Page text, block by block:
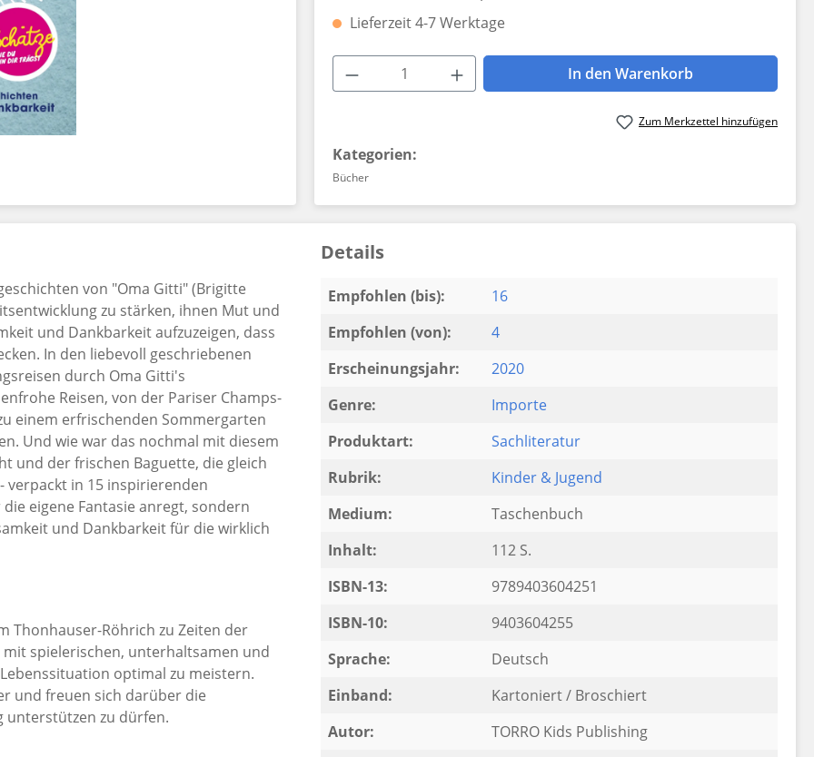
Lieferzeit 4-7 Werktage
Produkt Anzahl: Gib den gewünschten Wert
In den Warenkorb
Zum Merkzettel hinzufügen
Kategorien:
Bücher
von "Oma Gitti" (Brigitte
zu stärken, ihnen Mut und
und Dankbarkeit aufzuzeigen, dass
In den liebevoll geschriebenen
durch Oma Gitti's
Reisen, von der Pariser Champs-
einem erfrischenden Sommergarten
Und wie war das nochmal mit diesem
und der frischen Baguette, die gleich
verpackt in 15 inspirierenden
eigene Fantasie anregt, sondern
und Dankbarkeit für die wirklich
Thonhauser-Röhrich zu Zeiten der
spielerischen, unterhaltsamen und
optimal zu meistern.
und freuen sich darüber die
unterstützen zu dürfen.
Details
Empfohlen (bis):
16
Empfohlen (von):
4
Erscheinungsjahr:
2020
Genre:
Importe
Produktart:
Sachliteratur
Rubrik:
Kinder & Jugend
Medium:
Taschenbuch
Inhalt:
112 S.
ISBN-13:
9789403604251
ISBN-10:
9403604255
Sprache:
Deutsch
Einband:
Kartoniert / Broschiert
Autor:
TORRO Kids Publishing